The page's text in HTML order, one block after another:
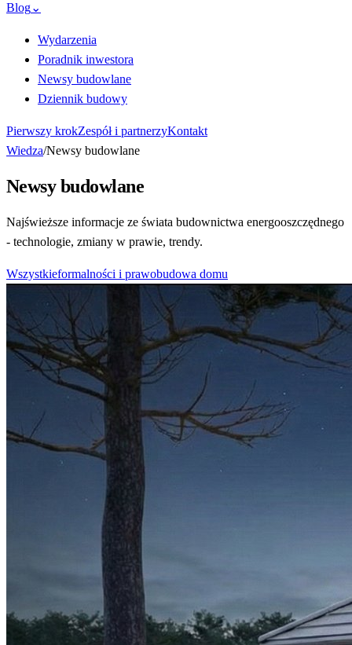
Blog⌄
Wydarzenia
Poradnik inwestora
Newsy budowlane
Dziennik budowy
Pierwszy krokZespół i partnerzyKontakt
Wiedza/Newsy budowlane
Newsy budowlane
Najświeższe informacje ze świata budownictwa energooszczędnego
- technologie, zmiany w prawie, trendy.
Wszystkieformalności i prawobudowa domu